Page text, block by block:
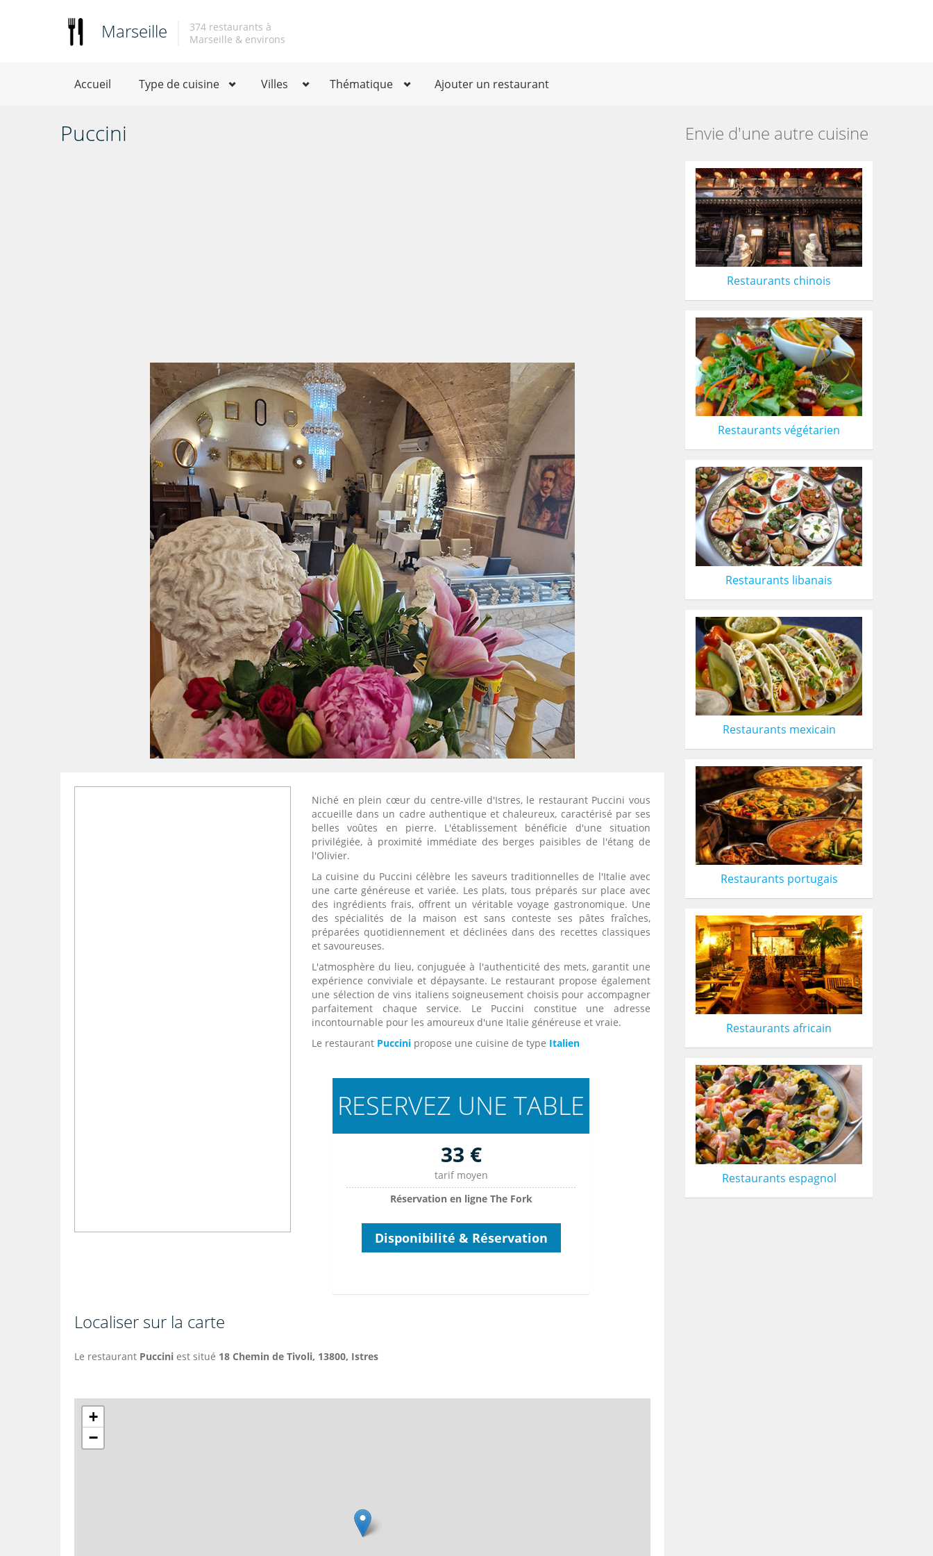
Marseille
374 restaurants à
Marseille & environs
Accueil Type de cuisine Villes Thématique Ajouter un restaurant
Puccini
Niché en plein cœur du centre-ville d'Istres, le restaurant Puccini vous
accueille dans un cadre authentique et chaleureux, caractérisé par ses
belles voûtes en pierre. L'établissement bénéficie d'une situation
privilégiée, à proximité immédiate des berges paisibles de l'étang de
l'Olivier.
La cuisine du Puccini célèbre les saveurs traditionnelles de l'Italie avec
une carte généreuse et variée. Les plats, tous préparés sur place avec
des ingrédients frais, offrent un véritable voyage gastronomique. Une
des spécialités de la maison est sans conteste ses pâtes fraîches,
préparées quotidiennement et déclinées dans des recettes classiques
et savoureuses.
L'atmosphère du lieu, conjuguée à l'authenticité des mets, garantit une
expérience conviviale et dépaysante. Le restaurant propose également
une sélection de vins italiens soigneusement choisis pour accompagner
parfaitement chaque service. Le Puccini constitue une adresse
incontournable pour les amoureux d'une Italie généreuse et vraie.
Le restaurant Puccini propose une cuisine de type Italien
RESERVEZ UNE TABLE
33 €
tarif moyen
Réservation en ligne The Fork
Disponibilité & Réservation
Localiser sur la carte
Le restaurant Puccini est situé 18 Chemin de Tivoli, 13800, Istres
+
−
Envie d'une autre cuisine
Restaurants chinois
Restaurants végétarien
Restaurants libanais
Restaurants mexicain
Restaurants portugais
Restaurants africain
Restaurants espagnol